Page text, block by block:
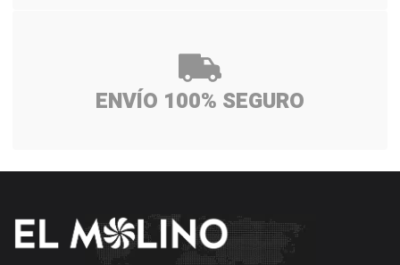
ENVÍO 100% SEGURO